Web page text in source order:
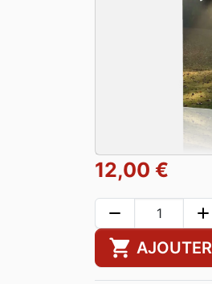
12,00 €
remove add
shopping_cart